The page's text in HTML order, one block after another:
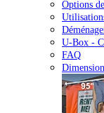
Options
U-Box -
FAQ